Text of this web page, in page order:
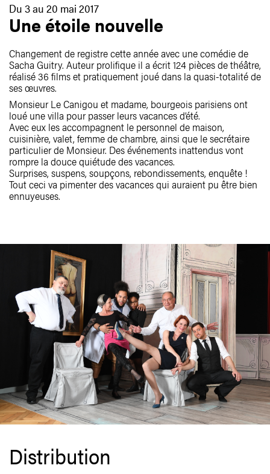
Du 3 au 20 mai 2017
Une étoile nouvelle
Changement de registre cette année avec une comédie de
Sacha Guitry. Auteur prolifique il a écrit 124 pièces de théâtre,
réalisé 36 films et pratiquement joué dans la quasi-totalité de
ses œuvres.
Monsieur Le Canigou et madame, bourgeois parisiens ont
loué une villa pour passer leurs vacances d’été.
Avec eux les accompagnent le personnel de maison,
cuisinière, valet, femme de chambre, ainsi que le secrétaire
particulier de Monsieur. Des événements inattendus vont
rompre la douce quiétude des vacances.
Surprises, suspens, soupçons, rebondissements, enquête !
Tout ceci va pimenter des vacances qui auraient pu être bien
ennuyeuses.
Distribution